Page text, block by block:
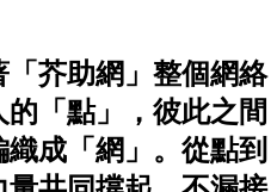
芥助網」整個網絡
「點」，彼此之間
成「網」。從點到